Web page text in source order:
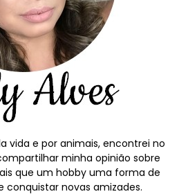
vida e por animais, encontrei no
minha opinião sobre
que um hobby uma forma de
conquistar novas amizades.